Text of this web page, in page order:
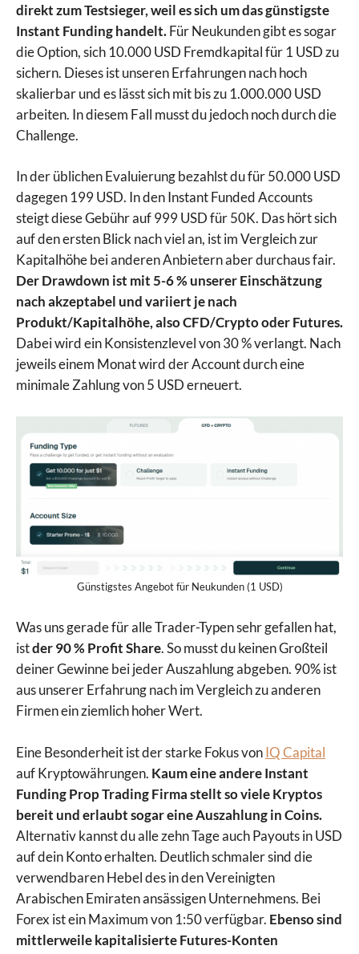
direkt zum Testsieger, weil es sich um das günstigste
Instant Funding handelt.Für Neukunden gibt es sogar
die Option, sich 10.000 USD Fremdkapital für 1 USD zu
sichern. Dieses ist unseren Erfahrungen nach hoch
skalierbar und es lässt sich mit bis zu 1.000.000 USD
arbeiten. In diesem Fall musst du jedoch noch durch die
Challenge.
In der üblichen Evaluierung bezahlst du für 50.000 USD
dagegen 199 USD. In den Instant Funded Accounts
steigt diese Gebühr auf 999 USD für 50K. Das hört sich
auf den ersten Blick nach viel an, ist im Vergleich zur
Kapitalhöhe bei anderen Anbietern aber durchaus fair.
Der Drawdown ist mit 5-6 % unserer Einschätzung
nach akzeptabel und variiert je nach
Produkt/Kapitalhöhe, also CFD/Crypto oder Futures.
Dabei wird ein Konsistenzlevel von 30 % verlangt. Nach
jeweils einem Monat wird der Account durch eine
minimale Zahlung von 5 USD erneuert.
Günstigstes Angebot für Neukunden (1 USD)
Was uns gerade für alle Trader-Typen sehr gefallen hat,
istder 90 % Profit Share.So musst du keinen Großteil
deiner Gewinne bei jeder Auszahlung abgeben. 90% ist
aus unserer Erfahrung nach im Vergleich zu anderen
Firmen ein ziemlich hoher Wert.
Eine Besonderheit ist der starke Fokus vonIQ Capital
auf Kryptowährungen. Kaum eine andere Instant
Funding Prop Trading Firma stellt so viele Kryptos
bereit und erlaubt sogar eine Auszahlung in Coins.
Alternativ kannst du alle zehn Tage auch Payouts in USD
auf dein Konto erhalten. Deutlich schmaler sind die
verwendbaren Hebel des in den Vereinigten
Arabischen Emiraten ansässigen Unternehmens. Bei
Forex ist ein Maximum von 1:50 verfügbar. Ebenso sind
mittlerweile kapitalisierte Futures-Konten